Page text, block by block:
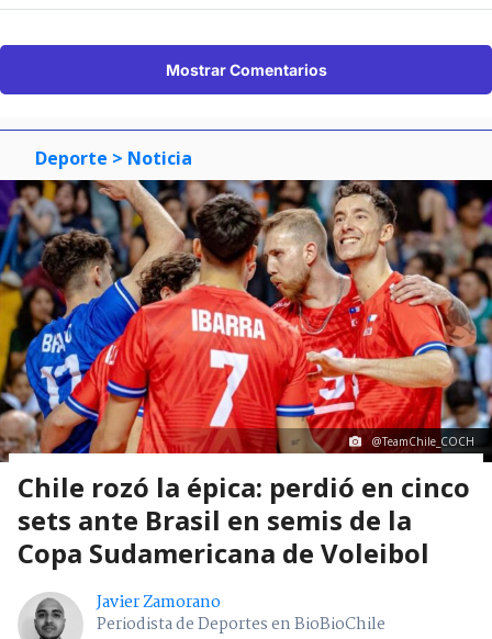
Mostrar Comentarios
Deporte > Noticia
@TeamChile_COCH
Chile rozó la épica: perdió en cinco
sets ante Brasil en semis de la
Copa Sudamericana de Voleibol
Javier Zamorano
Periodista de Deportes en BioBioChile